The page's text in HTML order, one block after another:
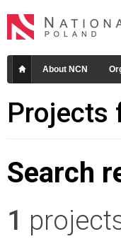
About NCN
Projects
Search
1